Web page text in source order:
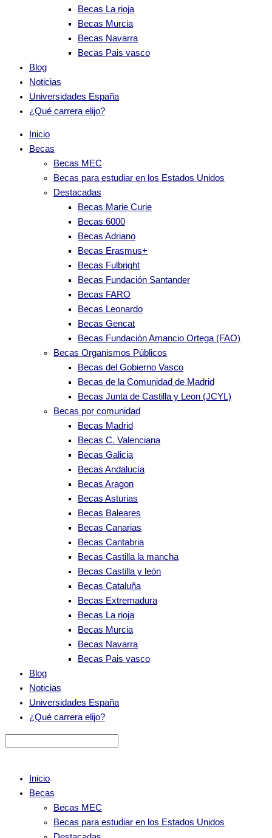
Becas La rioja
Becas Murcia
Becas Navarra
Becas Pais vasco
Blog
Noticias
Universidades España
¿Qué carrera elijo?
Inicio
Becas
Becas MEC
Becas para estudiar en los Estados Unidos
Destacadas
Becas Marie Curie
Becas 6000
Becas Adriano
Becas Erasmus+
Becas Fulbright
Becas Fundación Santander
Becas FARO
Becas Leonardo
Becas Gencat
Becas Fundación Amancio Ortega (FAO)
Becas Organismos Públicos
Becas del Gobierno Vasco
Becas de la Comunidad de Madrid
Becas Junta de Castilla y Leon (JCYL)
Becas por comunidad
Becas Madrid
Becas C. Valenciana
Becas Galicia
Becas Andalucía
Becas Aragon
Becas Asturias
Becas Baleares
Becas Canarias
Becas Cantabria
Becas Castilla la mancha
Becas Castilla y león
Becas Cataluña
Becas Extremadura
Becas La rioja
Becas Murcia
Becas Navarra
Becas Pais vasco
Blog
Noticias
Universidades España
¿Qué carrera elijo?
Inicio
Becas
Becas MEC
Becas para estudiar en los Estados Unidos